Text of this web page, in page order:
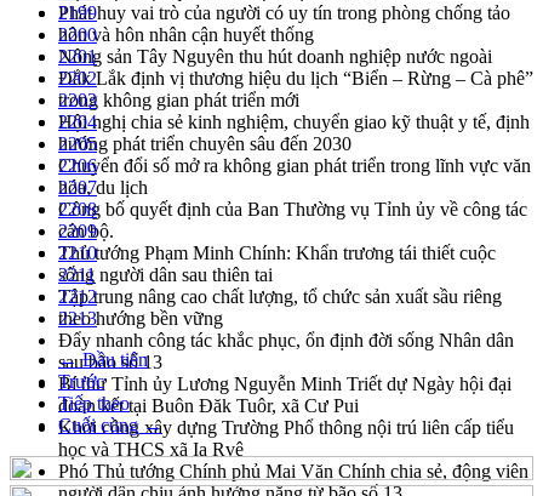
Phát huy vai trò của người có uy tín trong phòng chống tảo
hôn và hôn nhân cận huyết thống
Nông sản Tây Nguyên thu hút doanh nghiệp nước ngoài
Đắk Lắk định vị thương hiệu du lịch “Biển – Rừng – Cà phê”
trong không gian phát triển mới
Hội nghị chia sẻ kinh nghiệm, chuyển giao kỹ thuật y tế, định
hướng phát triển chuyên sâu đến 2030
Chuyển đổi số mở ra không gian phát triển trong lĩnh vực văn
hóa, du lịch
Công bố quyết định của Ban Thường vụ Tỉnh ủy về công tác
cán bộ.
Thủ tướng Phạm Minh Chính: Khẩn trương tái thiết cuộc
sống người dân sau thiên tai
Tập trung nâng cao chất lượng, tổ chức sản xuất sầu riêng
theo hướng bền vững
Đẩy nhanh công tác khắc phục, ổn định đời sống Nhân dân
sau bão số 13
Bí thư Tỉnh ủy Lương Nguyễn Minh Triết dự Ngày hội đại
đoàn kết tại Buôn Đăk Tuôr, xã Cư Pui
Khởi công xây dựng Trường Phổ thông nội trú liên cấp tiểu
học và THCS xã Ia Rvê
Phó Thủ tướng Chính phủ Mai Văn Chính chia sẻ, động viên
2199
2200
2201
2202
2203
2204
2205
2206
2207
2208
2209
2210
2211
2212
2213
← Đầu tiên
Trước
Tiếp theo
Cuối cùng →